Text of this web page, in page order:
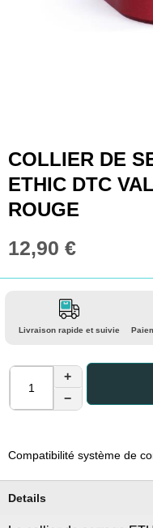
Skip
to
the
beginning
the
COLLIER DE
ETHIC DTC
ROUGE
12,90 €
Livraison rapide et suivie
+
−
Compatibilité système de
Details